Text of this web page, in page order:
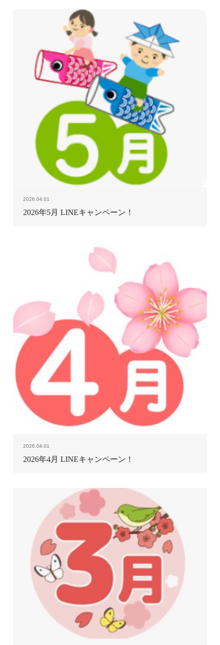
2026.04.01
2026年5月 LINEキャンペーン！
2026.04.01
2026年4月 LINEキャンペーン！